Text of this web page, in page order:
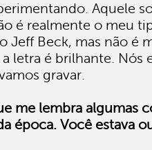
Aquele
é realmente o meu
Jeff Beck, mas não é
letra é brilhante. Nós
gravar.
me lembra algumas
época. Você estava